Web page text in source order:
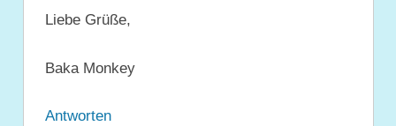
Liebe Grüße,
Baka Monkey
Antworten